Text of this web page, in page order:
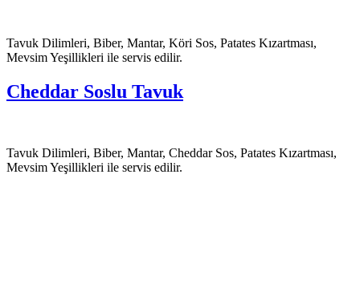
Tavuk Dilimleri, Biber, Mantar, Köri Sos, Patates Kızartması,
Mevsim Yeşillikleri ile servis edilir.
Cheddar Soslu Tavuk
Tavuk Dilimleri, Biber, Mantar, Cheddar Sos, Patates Kızartması,
Mevsim Yeşillikleri ile servis edilir.